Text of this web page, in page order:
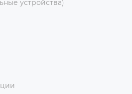
устройства)